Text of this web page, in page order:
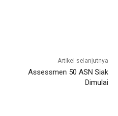
Artikel selanjutnya
Assessmen 50 ASN Siak
Dimulai